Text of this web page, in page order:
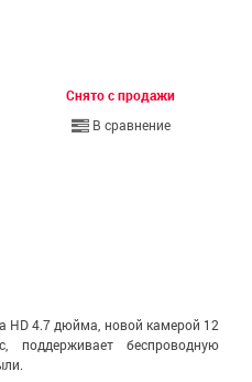
Снято с продажи
В сравнение
HD 4.7 дюйма, новой камерой 12
беспроводную